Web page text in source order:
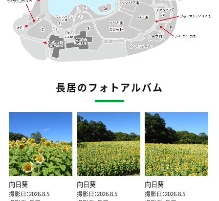
長居のフォトアルバム
向日葵
撮影日：2026.8.5
向日葵
撮影日：2026.8.5
向日葵
撮影日：2026.8.5